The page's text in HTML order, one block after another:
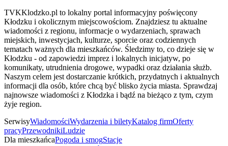
TVKKlodzko.pl to lokalny portal informacyjny poświęcony
Kłodzku i okolicznym miejscowościom. Znajdziesz tu aktualne
wiadomości z regionu, informacje o wydarzeniach, sprawach
miejskich, inwestycjach, kulturze, sporcie oraz codziennych
tematach ważnych dla mieszkańców. Śledzimy to, co dzieje się w
Kłodzku - od zapowiedzi imprez i lokalnych inicjatyw, po
komunikaty, utrudnienia drogowe, wypadki oraz działania służb.
Naszym celem jest dostarczanie krótkich, przydatnych i aktualnych
informacji dla osób, które chcą być blisko życia miasta. Sprawdzaj
najnowsze wiadomości z Kłodzka i bądź na bieżąco z tym, czym
żyje region.
SerwisyWiadomościWydarzenia i biletyKatalog firmOferty
pracyPrzewodnikiLudzie
Dla mieszkańcaPogoda i smogStacje